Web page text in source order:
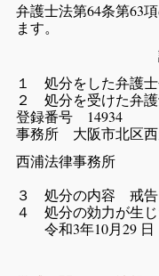
弁護士法第64条第63
ます。
１ 処分をした弁
２ 処分を受けた弁
登録番号
事務所 大阪市北区西
西浦法
３ 処分の
４ 処分の効力が生
令和3年10月